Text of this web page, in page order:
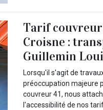
Tarif
Croisne :
Guillemin
Lorsqu'il s'agit de
préoccupation majeure
couvreur 41, nous
l'accessibilité de nos